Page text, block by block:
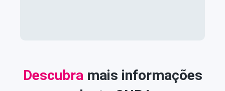
Descubramais informações